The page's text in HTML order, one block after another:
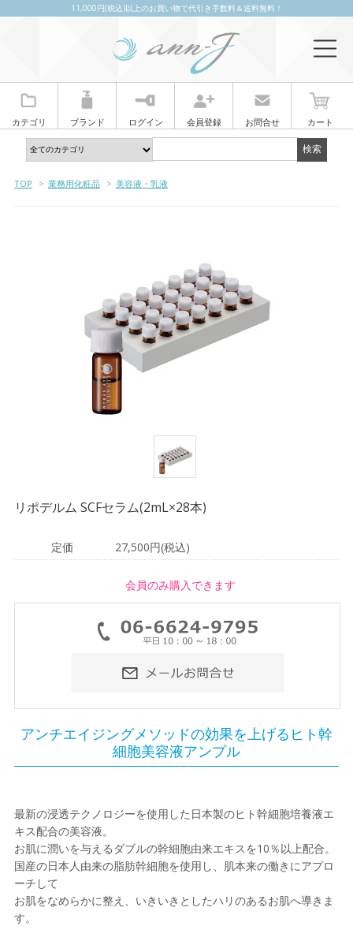
11,000円(税込)以上のお買い物で代引き手数料＆送料無料！
カテゴリ ブランド ログイン 会員登録 お問合せ カート
TOP > 業務用化粧品 > 美容液・乳液
リポデルム SCFセラム(2mL×28本)
定価 27,500円(税込)
会員のみ購入できます
アンチエイジングメソッドの効果を上げるヒト幹
細胞美容液アンプル
最新の浸透テクノロジーを使用した日本製のヒト幹細胞培養液エ
キス配合の美容液。
お肌に潤いを与えるダブルの幹細胞由来エキスを10％以上配合。
国産の日本人由来の脂肪幹細胞を使用し、肌本来の働きにアプロ
ーチして
お肌をなめらかに整え、いきいきとしたハリのあるお肌へ導きま
す。